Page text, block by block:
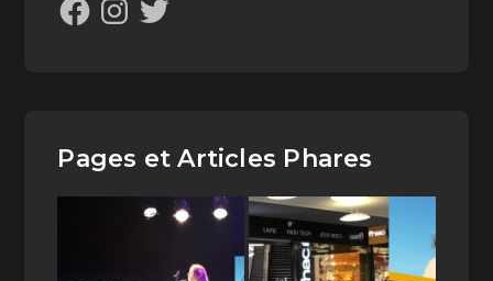
Pages et Articles Phares